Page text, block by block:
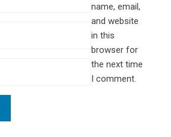
name, email,
and website
in this
browser for
the next time
I comment.